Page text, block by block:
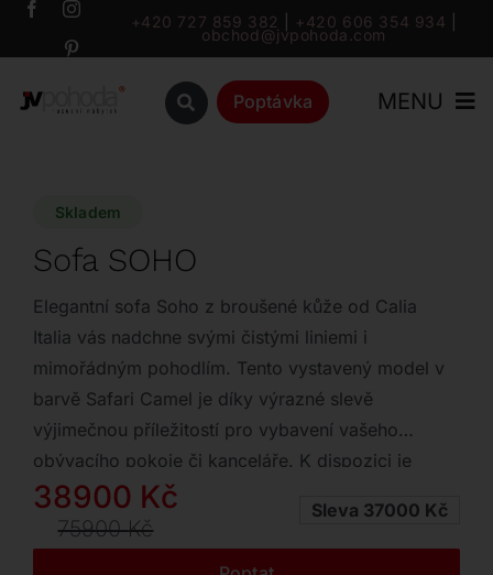
Přeskočit
+420 727 859 382 +420 606 354 934
obchod@jvpohoda.com
Poptávka MENU
Katalog
Značky
Outlet
Skladem
Sofa SOHO
Elegantní sofa Soho z broušené kůže od Calia
Italia vás nadchne svými čistými liniemi i
mimořádným pohodlím. Tento vystavený model v
barvě Safari Camel je díky výrazné slevě
výjimečnou příležitostí pro vybavení vašeho
obývacího pokoje či kanceláře. K dispozici je
pouze jeden kus ihned k odběru.
75900Kč
Původní
cena
38900 Kč
Aktuální
cena
Sleva 37000 Kč